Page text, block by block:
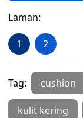
Laman:
1 2
Tag: cushion
kulit kering